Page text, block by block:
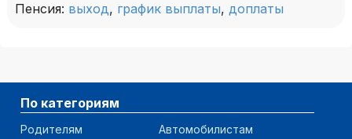
Пенсия: выход, график выплаты, доплаты
По категориям
Родителям
Автомобилистам